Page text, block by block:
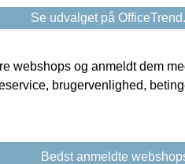
Se udvalget på
webshops og anmeldt dem
brugervenlighed,
Bedst anmeldte